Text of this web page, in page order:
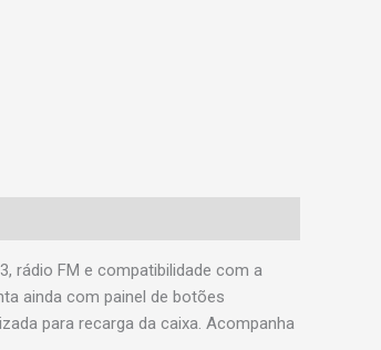
rádio FM e compatibilidade com a
ainda com painel de botões
para recarga da caixa. Acompanha